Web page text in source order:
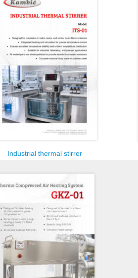
Industrial thermal stirrer